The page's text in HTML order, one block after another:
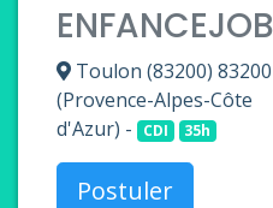
ENFANCEJOB
Toulon (83200) 83200
(Provence-Alpes-Côte
d'Azur) -
CDI 35h
Postuler